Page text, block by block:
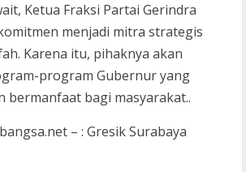
Ketua Fraksi Partai Gerindra
menjadi mitra strategis
Karena itu, pihaknya akan
program Gubernur yang
bermanfaat bagi masyarakat..
– : Gresik Surabaya